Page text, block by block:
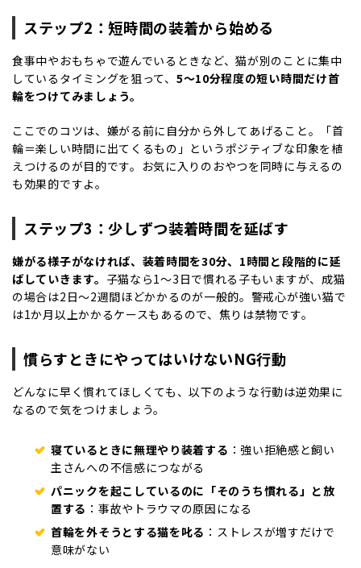
ステップ2 ：短時間の装着から始める
食事中やおもちゃで遊んでいるときなど、猫が別のことに集中
しているタイミングを狙って、 5～10分程度の短い時間だけ首
輪をつけてみましょう。
ここでのコツは、嫌がる前に自分から外してあげること。「首
輪＝楽しい時間に出てくるもの」というポジティブな印象を植
えつけるのが目的です。お気に入りのおやつを同時に与えるの
も効果的ですよ。
ステップ3 ：少しずつ装着時間を延ばす
嫌がる様子がなければ、装着時間を30分、 1時間と段階的に延
ばしていきます。 子猫なら1～3 日で慣れる子もいますが、成猫
の場合は2 日～2週間ほどかかるのが一般的。警戒心が強い猫で
は1か月以上かかるケースもあるので、焦りは禁物です。
慣らすときにやってはいけないNG行動
どんなに早く慣れてほしくても、以下のような行動は逆効果に
なるので気をつけましょう。
寝ているときに無理やり装着する ：強い拒絶感と飼い
主さんへの不信感につながる
パニックを起こしているのに「そのうち慣れる」と放
置する ：事故やトラウマの原因になる
首輪を外そうとする猫を叱る ：ストレスが増すだけで
意味がない